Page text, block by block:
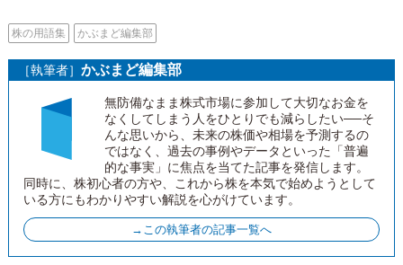
株の用語集 かぶまど編集部
［執筆者］ かぶまど編集部
無防備なまま株式市場に参加して大切なお金を
なくしてしまう人をひとりでも減らしたい──そ
んな思いから、未来の株価や相場を予測するの
ではなく、過去の事例やデータといった「普遍
的な事実」に焦点を当てた記事を発信します。
同時に、株初心者の方や、これから株を本気で始めようとして
いる方にもわかりやすい解説を心がけています。
→この執筆者の記事一覧へ